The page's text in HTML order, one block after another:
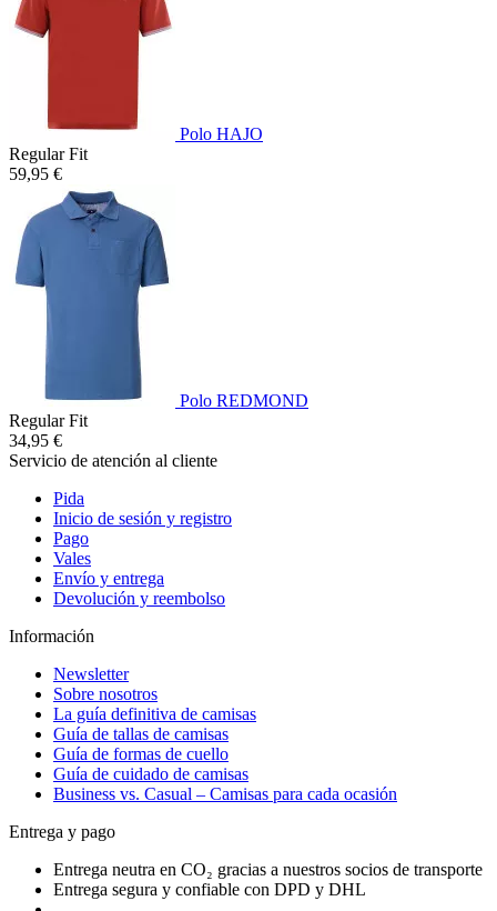
Polo HAJO
Regular Fit
59,95 €
Polo REDMOND
Regular Fit
34,95 €
Servicio de atención al cliente
Pida
Inicio de sesión y registro
Pago
Vales
Envío y entrega
Devolución y reembolso
Información
Newsletter
Sobre nosotros
La guía definitiva de camisas
Guía de tallas de camisas
Guía de formas de cuello
Guía de cuidado de camisas
Business vs. Casual – Camisas para cada ocasión
Entrega y pago
Entrega neutra en CO₂ gracias a nuestros socios de transporte
Entrega segura y confiable con DPD y DHL